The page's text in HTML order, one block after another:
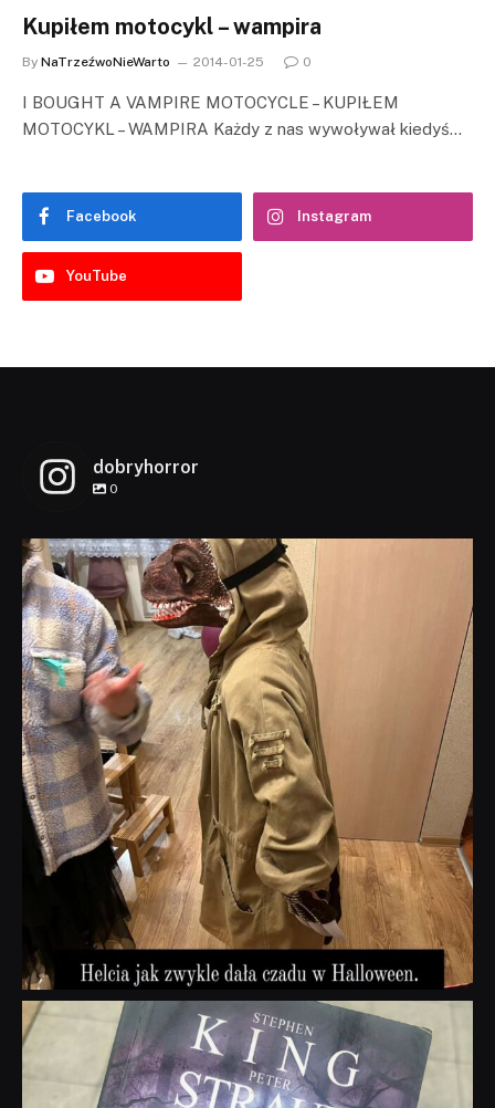
Kupiłem motocykl – wampira
By NaTrzeźwoNieWarto 2014-01-25 0
I BOUGHT A VAMPIRE MOTOCYCLE – KUPIŁEM
MOTOCYKL – WAMPIRA Każdy z nas wywoływał kiedyś…
Facebook Instagram
YouTube
dobryhorror
0
dobryhorror
Lis 1
dobryhorror
Wrz 23